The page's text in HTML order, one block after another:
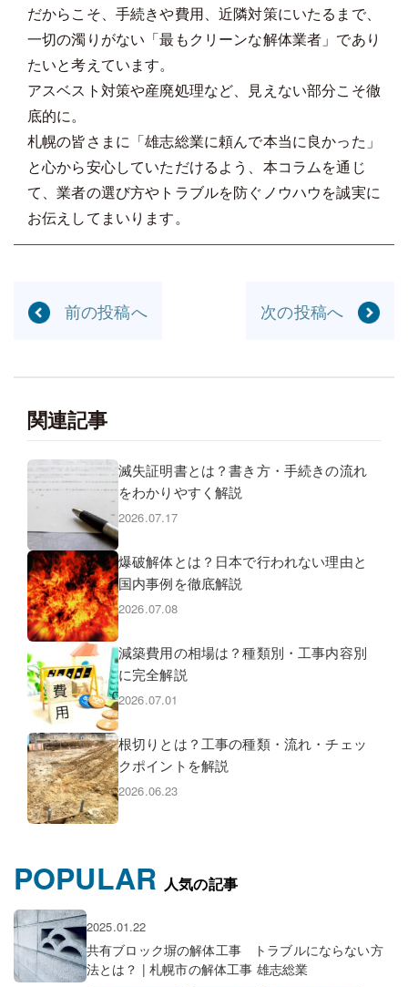
だからこそ、手続きや費用、近隣対策にいたるまで、
一切の濁りがない「最もクリーンな解体業者」であり
たいと考えています。
アスベスト対策や産廃処理など、見えない部分こそ徹
底的に。
札幌の皆さまに「雄志総業に頼んで本当に良かった」
と心から安心していただけるよう、本コラムを通じ
て、業者の選び方やトラブルを防ぐノウハウを誠実に
お伝えしてまいります。
前の投稿へ 次の投稿へ
関連記事
滅失証明書とは？書き方・手続きの流れ
をわかりやすく解説
2026.07.17
爆破解体とは？日本で行われない理由と
国内事例を徹底解説
2026.07.08
減築費用の相場は？種類別・工事内容別
に完全解説
2026.07.01
根切りとは？工事の種類・流れ・チェッ
クポイントを解説
2026.06.23
POPULAR 人気の記事
2025.01.22
共有ブロック塀の解体工事 トラブルにならない方
法とは？ | 札幌市の解体工事 雄志総業